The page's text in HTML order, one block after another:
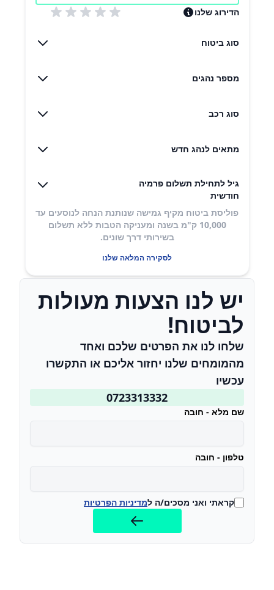
הדירוג שלנו
סוג ביטוח
מספר נהגים
סוג רכב
מתאים לנהג חדש
גיל לתחילת תשלום פרמיה
חודשית
פוליסת ביטוח מקיף גמישה שנותנת הנחה לנוסעים עד
10,000 ק"מ בשנה ומעניקה הטבות ללא תשלום
בשירותי דרך שונים​.
לסקירה המלאה שלנו
יש לנו הצעות מעולות
לביטוח!
שלחו לנו את הפרטים שלכם ואחד
מהמומחים שלנו יחזור אליכם או התקשרו
עכשיו
0723313332
שם מלא - חובה
טלפון - חובה
קראתי ואני מסכים/ה למדיניות הפרטיות